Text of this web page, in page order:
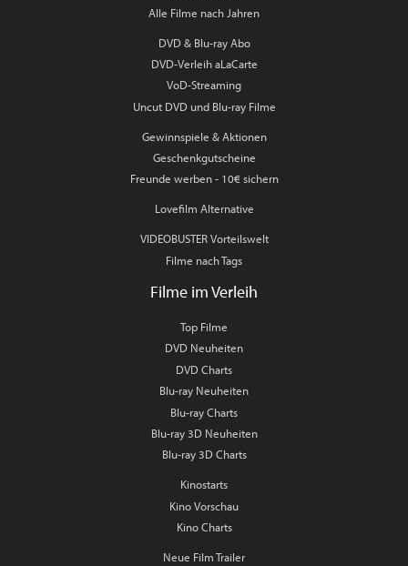
Alle Filme nach Jahren
DVD & Blu-ray Abo
DVD-Verleih aLaCarte
VoD-Streaming
Uncut DVD und Blu-ray Filme
Gewinnspiele & Aktionen
Geschenkgutscheine
Freunde werben - 10€ sichern
Lovefilm Alternative
VIDEOBUSTER Vorteilswelt
Filme nach Tags
Filme im Verleih
Top Filme
DVD Neuheiten
DVD Charts
Blu-ray Neuheiten
Blu-ray Charts
Blu-ray 3D Neuheiten
Blu-ray 3D Charts
Kinostarts
Kino Vorschau
Kino Charts
Neue Film Trailer